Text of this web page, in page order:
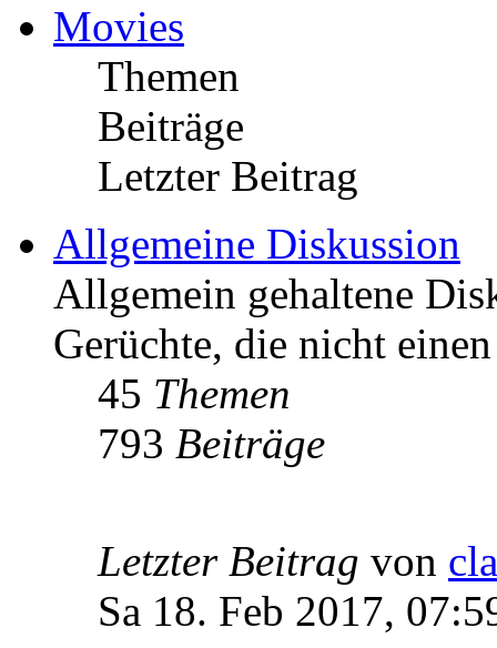
Movies
Themen
Beiträge
Letzter Beitrag
Allgemeine Diskussion
Allgemein gehaltene
Gerüchte, die nicht
45 Themen
793 Beiträge
Letzter Beitrag von
Sa 18. Feb 2017,